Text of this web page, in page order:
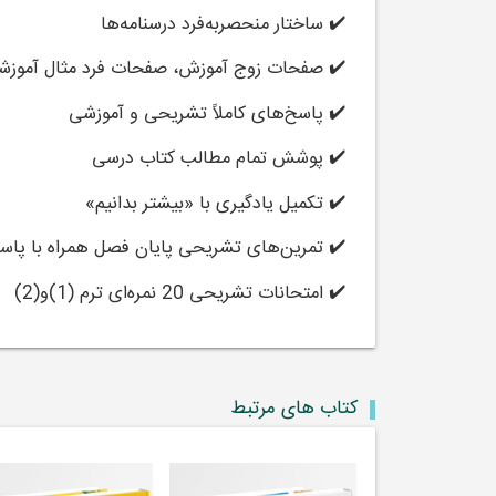
✔️ ساختار منحصر‌به‌فرد درسنامه‌ها
✔️ صفحات زوج آموزش، صفحات فرد مثال
✔️ پاسخ‌های کاملاً تشریحی و آموزشی
✔️ پوشش تمام مطالب کتاب درسی
✔️ تکمیل یادگیری با «بیشتر بدانیم»
✔️ تمرین‌های تشریحی پایان فصل همراه با
✔️ امتحانات تشریحی 20 نمره‌ای ترم (1)و(2)
کتاب های مرتبط